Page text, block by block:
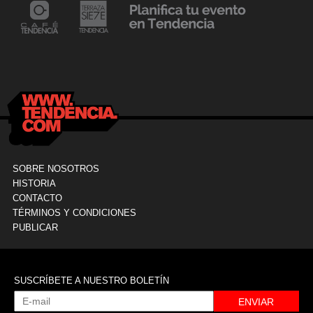
24 mayo, 2021
SOBRE NOSOTROS
HISTORIA
CONTACTO
TÉRMINOS Y CONDICIONES
PUBLICAR
SUSCRÍBETE A NUESTRO BOLETÍN
ENVIAR